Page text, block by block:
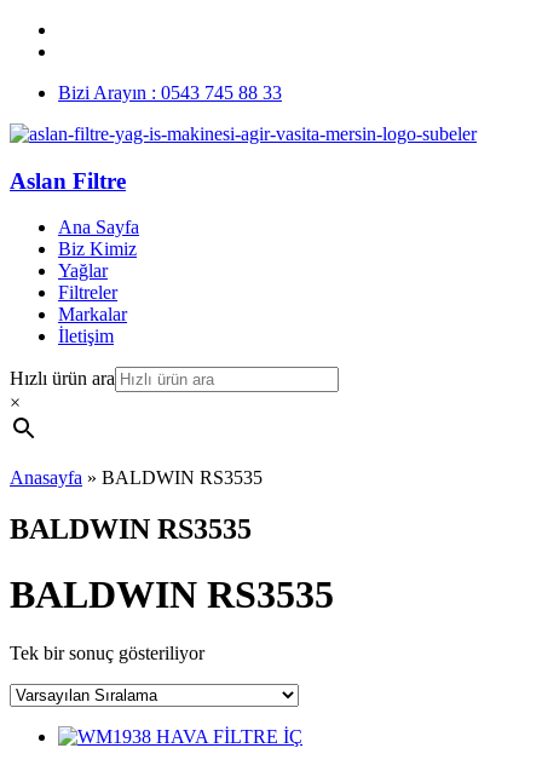
Bizi Arayın : 0543 745 88 33
Aslan Filtre
Ana Sayfa
Biz Kimiz
Yağlar
Filtreler
Markalar
İletişim
Hızlı ürün ara
×
Anasayfa » BALDWIN RS3535
BALDWIN RS3535
BALDWIN RS3535
Tek bir sonuç gösteriliyor